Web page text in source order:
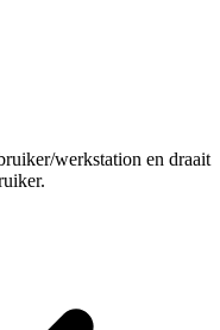
werkstation en draait